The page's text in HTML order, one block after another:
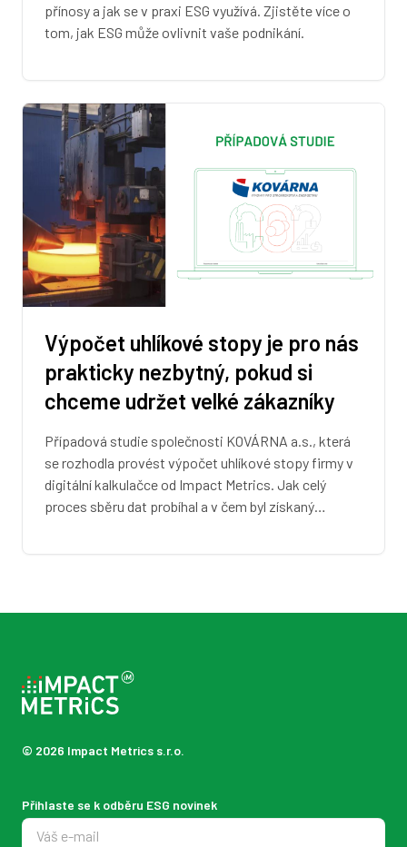
přínosy a jak se v praxi ESG využívá. Zjistěte více o
tom, jak ESG může ovlivnit vaše podnikání.
Výpočet uhlíkové stopy je pro nás
prakticky nezbytný, pokud si
chceme udržet velké zákazníky
Případová studie společnosti KOVÁRNA a.s., která
se rozhodla provést výpočet uhlíkové stopy firmy v
digitální kalkulačce od Impact Metrics. Jak celý
proces sběru dat probíhal a v čem byl získaný…
© 2026 Impact Metrics s.r.o.
Přihlaste se k odběru ESG novinek